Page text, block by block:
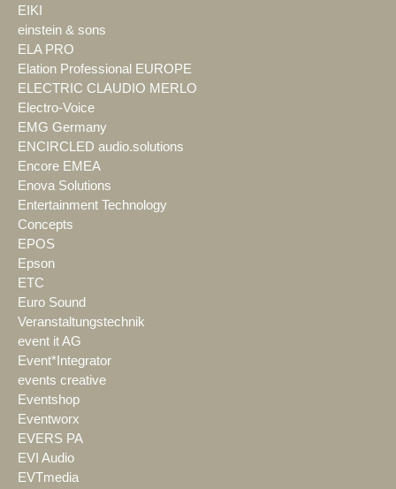
EIKI
einstein & sons
ELA PRO
Elation Professional EUROPE
ELECTRIC CLAUDIO MERLO
Electro-Voice
EMG Germany
ENCIRCLED audio.solutions
Encore EMEA
Enova Solutions
Entertainment Technology
Concepts
EPOS
Epson
ETC
Euro Sound
Veranstaltungstechnik
event it AG
Event*Integrator
events creative
Eventshop
Eventworx
EVERS PA
EVI Audio
EVTmedia